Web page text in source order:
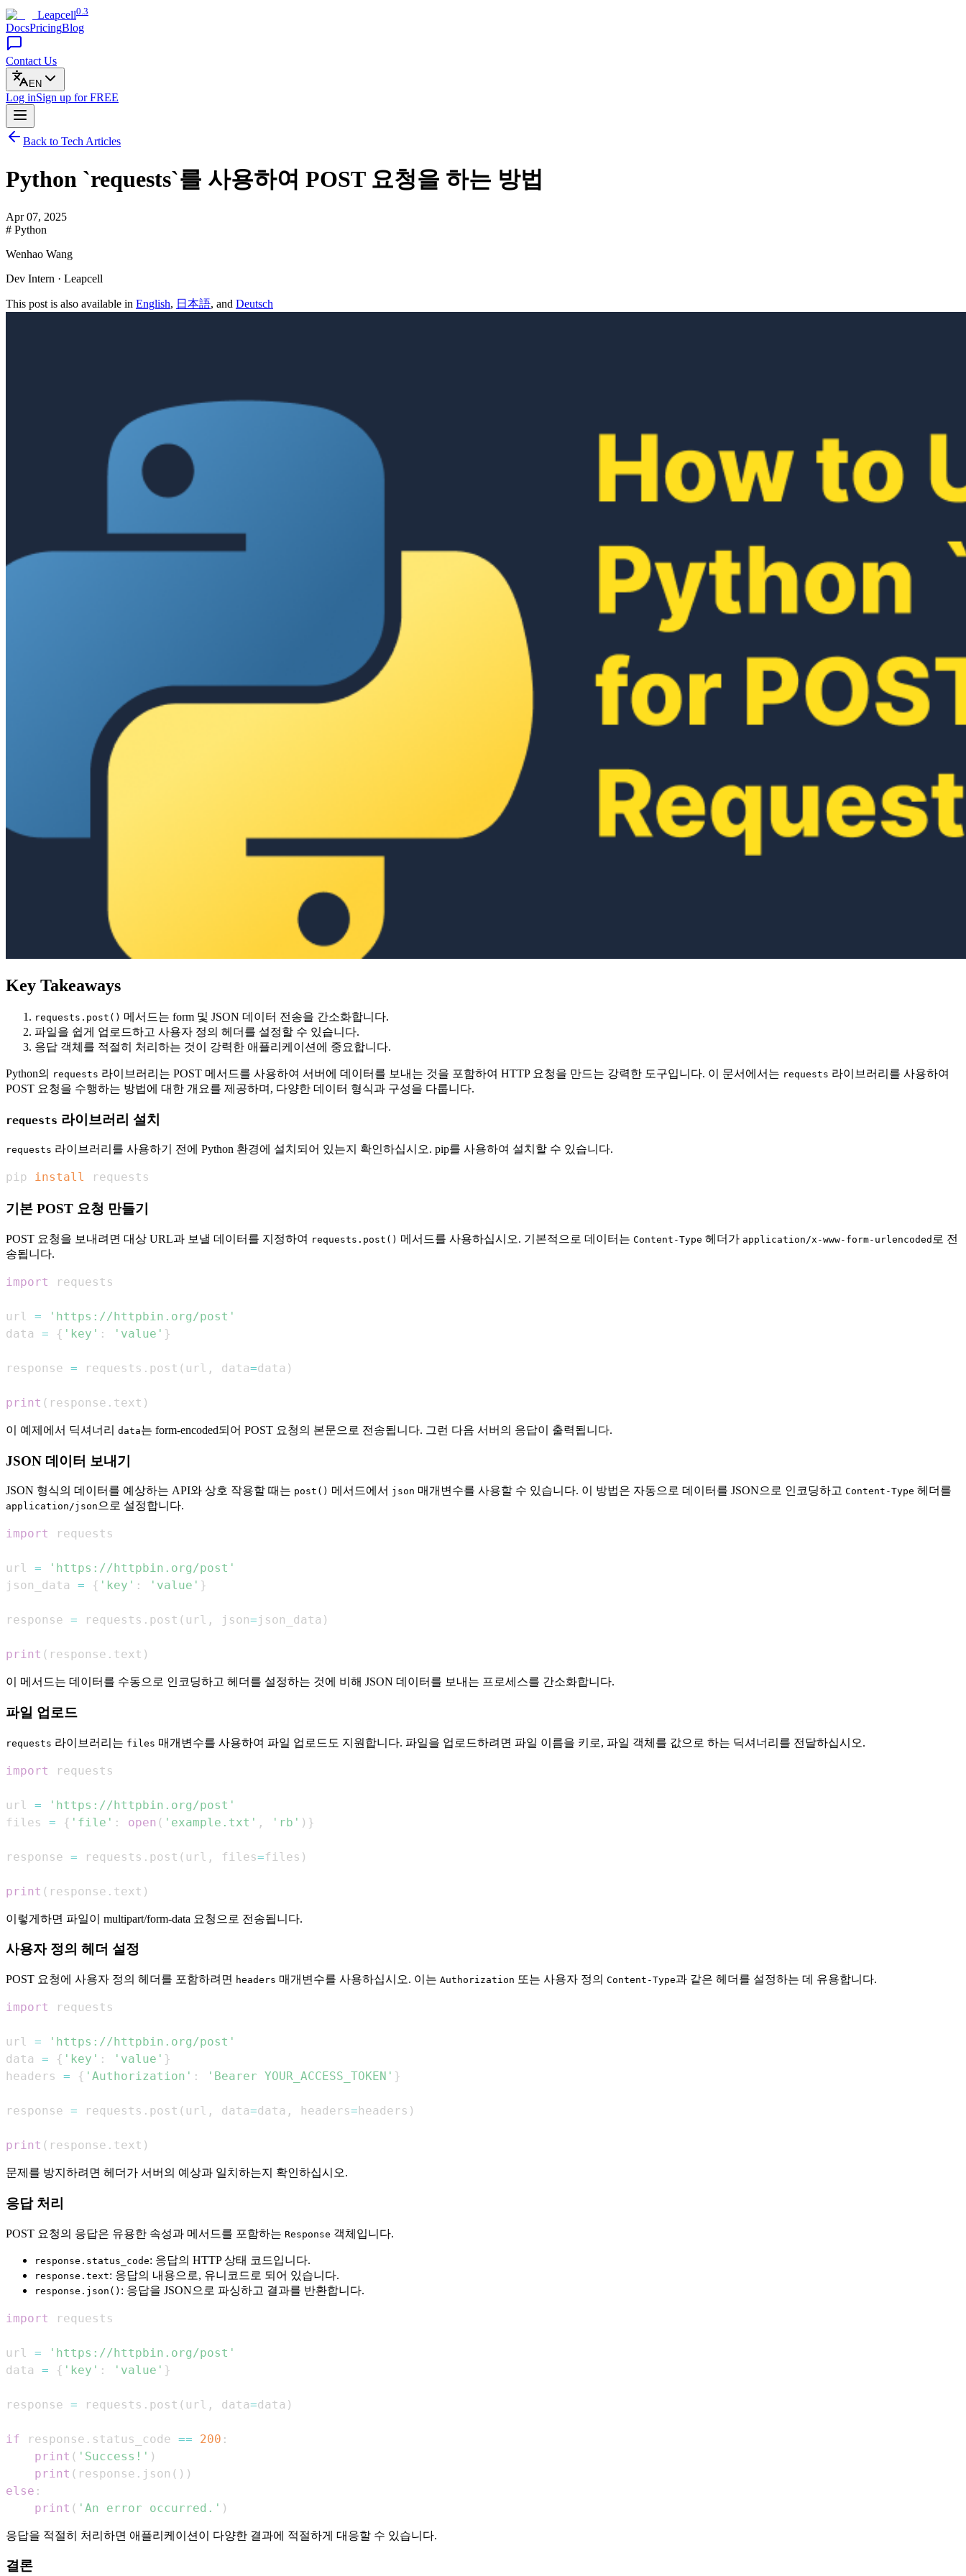
Leapcell0.3
DocsPricingBlog
Contact Us
EN
Log inSign up for FREE
Back to Tech Articles
Python `requests`를 사용하여 POST 요청을 하는 방법
Apr 07, 2025
# Python
Wenhao Wang
Dev Intern · Leapcell
This post is also available in English, 日本語, and Deutsch
Key Takeaways
requests.post() 메서드는 form 및 JSON 데이터 전송을 간소화합니다.
파일을 쉽게 업로드하고 사용자 정의 헤더를 설정할 수 있습니다.
응답 객체를 적절히 처리하는 것이 강력한 애플리케이션에 중요합니다.
Python의 requests 라이브러리는 POST 메서드를 사용하여 서버에 데이터를 보내는 것을 포함하여 HTTP 요청을 만드는 강력한 도구입니다. 이 문서에서는 requests 라이브러리를 사용하여
POST 요청을 수행하는 방법에 대한 개요를 제공하며, 다양한 데이터 형식과 구성을 다룹니다.
requests 라이브러리 설치
requests 라이브러리를 사용하기 전에 Python 환경에 설치되어 있는지 확인하십시오. pip를 사용하여 설치할 수 있습니다.
pip install requests
기본 POST 요청 만들기
POST 요청을 보내려면 대상 URL과 보낼 데이터를 지정하여 requests.post() 메서드를 사용하십시오. 기본적으로 데이터는 Content-Type 헤더가 application/x-www-form-urlencoded 로 전
송됩니다.
import
url =
'https://httpbin.org/post'
data = { 'key' : 'value' }
response = requests . post ( url , data=data )
print ( response . text )
이 예제에서 딕셔너리 data는 form-encoded되어 POST 요청의 본문으로 전송됩니다. 그런 다음 서버의 응답이 출력됩니다.
JSON 데이터 보내기
JSON 형식의 데이터를 예상하는 API와 상호 작용할 때는 post() 메서드에서 json 매개변수를 사용할 수 있습니다. 이 방법은 자동으로 데이터를 JSON으로 인코딩하고 Content-Type 헤더를
application/json 으로 설정합니다.
import
url =
'https://httpbin.org/post'
json_data = { 'key' : 'value' }
response = requests . post ( url , json=json_data )
print ( response . text )
이 메서드는 데이터를 수동으로 인코딩하고 헤더를 설정하는 것에 비해 JSON 데이터를 보내는 프로세스를 간소화합니다.
파일 업로드
requests 라이브러리는 files 매개변수를 사용하여 파일 업로드도 지원합니다. 파일을 업로드하려면 파일 이름을 키로, 파일 객체를 값으로 하는 딕셔너리를 전달하십시오.
import
url =
'https://httpbin.org/post'
files = { 'file' : open ( 'example.txt' , 'rb' ) }
response = requests . post ( url , files=files )
print ( response . text )
이렇게하면 파일이 multipart/form-data 요청으로 전송됩니다.
사용자 정의 헤더 설정
POST 요청에 사용자 정의 헤더를 포함하려면 headers 매개변수를 사용하십시오. 이는 Authorization 또는 사용자 정의 Content-Type과 같은 헤더를 설정하는 데 유용합니다.
import
url =
'https://httpbin.org/post'
data = { 'key' : 'value' }
headers = { 'Authorization' : 'Bearer YOUR_ACCESS_TOKEN' }
response = requests . post ( url , data=data , headers= headers )
print ( response . text )
문제를 방지하려면 헤더가 서버의 예상과 일치하는지 확인하십시오.
응답 처리
POST 요청의 응답은 유용한 속성과 메서드를 포함하는 Response 객체입니다.
response.status_code: 응답의 HTTP 상태 코드입니다.
response.text: 응답의 내용으로, 유니코드로 되어 있습니다.
response.json() : 응답을 JSON으로 파싱하고 결과를 반환합니다.
import
url =
'https://httpbin.org/post'
data = { 'key' : 'value' }
response = requests . post ( url , data=data )
if response . status_code == 200 :
print ( 'Success!' )
print ( response . json ( ) )
else :
print ( 'An error occurred.' )
응답을 적절히 처리하면 애플리케이션이 다양한 결과에 적절하게 대응할 수 있습니다.
결론